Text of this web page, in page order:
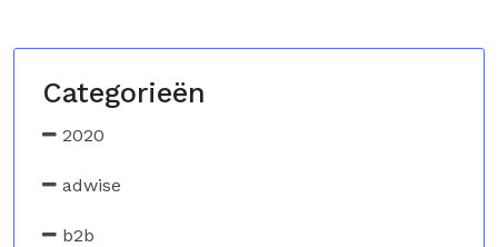
Categorieën
2020
adwise
b2b